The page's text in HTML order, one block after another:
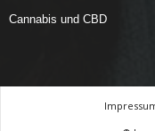
Cannabis und CBD